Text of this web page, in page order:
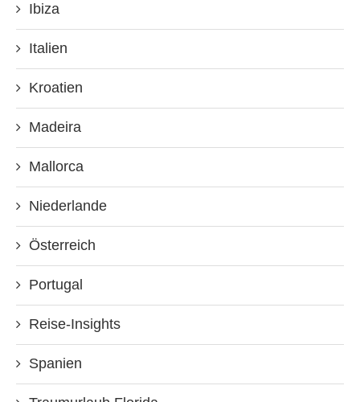
Ibiza
Italien
Kroatien
Madeira
Mallorca
Niederlande
Österreich
Portugal
Reise-Insights
Spanien